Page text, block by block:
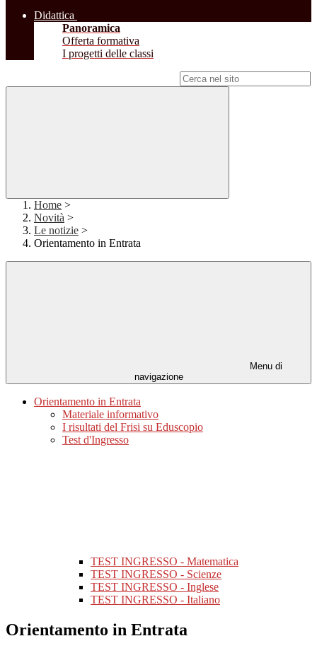
Didattica
Panoramica
Offerta formativa
I progetti delle classi
Home >
Novità >
Le notizie >
Orientamento in Entrata
Menu di
navigazione
Orientamento in Entrata
Materiale informativo
I risultati del Frisi su Eduscopio
Test d'Ingresso
TEST INGRESSO - Matematica
TEST INGRESSO - Scienze
TEST INGRESSO - Inglese
TEST INGRESSO - Italiano
Orientamento in Entrata